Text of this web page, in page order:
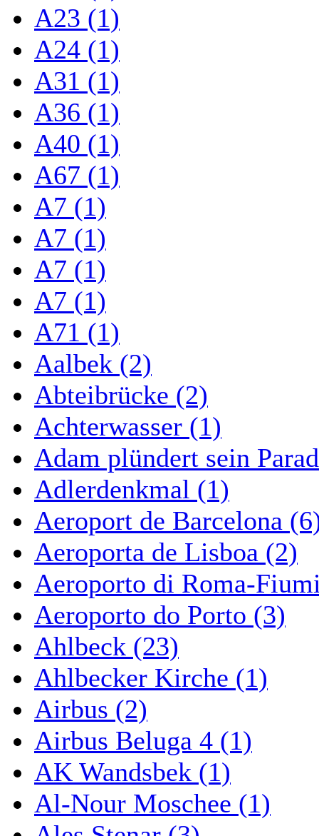
A23 (1)
A24 (1)
A31 (1)
A36 (1)
A40 (1)
A67 (1)
A7 (1)
A7 (1)
A7 (1)
A7 (1)
A71 (1)
Aalbek (2)
Abteibrücke (2)
Achterwasser (1)
Adam plündert sein
Adlerdenkmal (1)
Aeroport de Barcelona
Aeroporta de Lisboa (2)
Aeroporto di Roma-
Aeroporto do Porto (3)
Ahlbeck (23)
Ahlbecker Kirche (1)
Airbus (2)
Airbus Beluga 4 (1)
AK Wandsbek (1)
Al-Nour Moschee (1)